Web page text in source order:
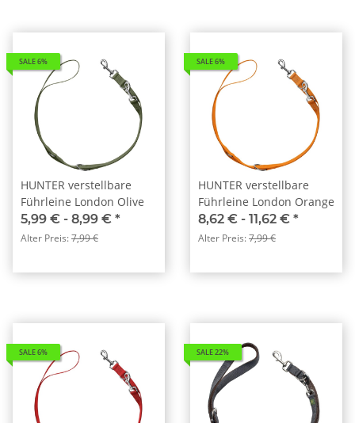
SALE 6%
HUNTER verstellbare
Führleine London Olive
5,99 € - 8,99 € *
Alter Preis:7,99 €
SALE 6%
HUNTER verstellbare
Führleine London Orange
8,62 € - 11,62 € *
Alter Preis:7,99 €
SALE 6% SALE 22%